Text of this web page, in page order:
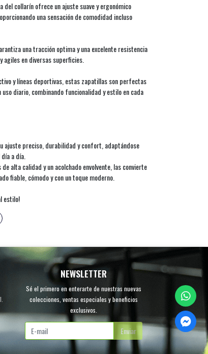
del collarín ofrece un ajuste suave y ergonómico
una sensación de comodidad incluso
una tracción optima y una excelente resistencia
en diversas superficies.
y líneas deportivas, estas zapatillas son perfectas
diario, combinando funcionalidad y estilo en cada
ajuste preciso, durabilidad y confort, adaptándose
a día.
alta calidad y un acolchado envolvente, las convierte
fiable, cómodo y con un toque moderno.
estilo!
NEWSLETTER
Sé el primero en enterarte de nuestras nuevas
colecciones, ventas especiales y beneficios
exclusivos.
Enviar